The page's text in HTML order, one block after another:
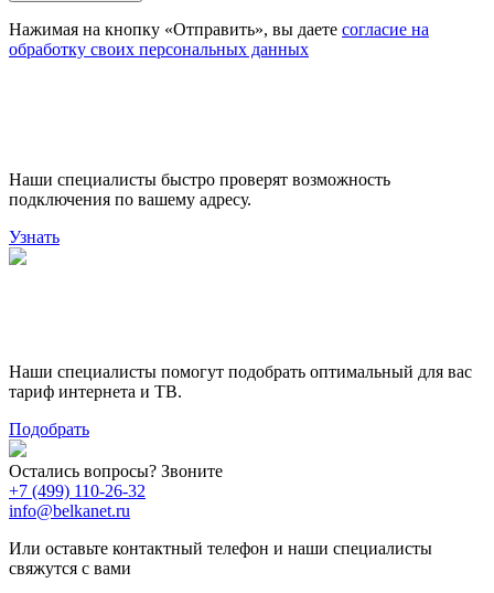
Нажимая на кнопку «Отправить», вы даете согласие на
обработку своих персональных данных
Наши специалисты быстро проверят возможность
подключения по вашему адресу.
Узнать
Наши специалисты помогут подобрать оптимальный для вас
тариф интернета и ТВ.
Подобрать
Остались вопросы? Звоните
+7 (499) 110-26-32
info@belkanet.ru
Или оставьте контактный телефон и наши специалисты
свяжутся с вами